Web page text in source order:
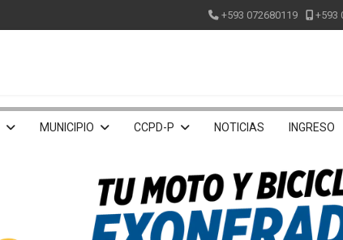
+593 072680119 +593
MUNICIPIO CCPD-P NOTICIAS INGRESO